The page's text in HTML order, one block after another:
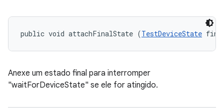
public void attachFinalState (TestDeviceState
Anexe um estado final para interromper
"waitForDeviceState" se ele for atingido.